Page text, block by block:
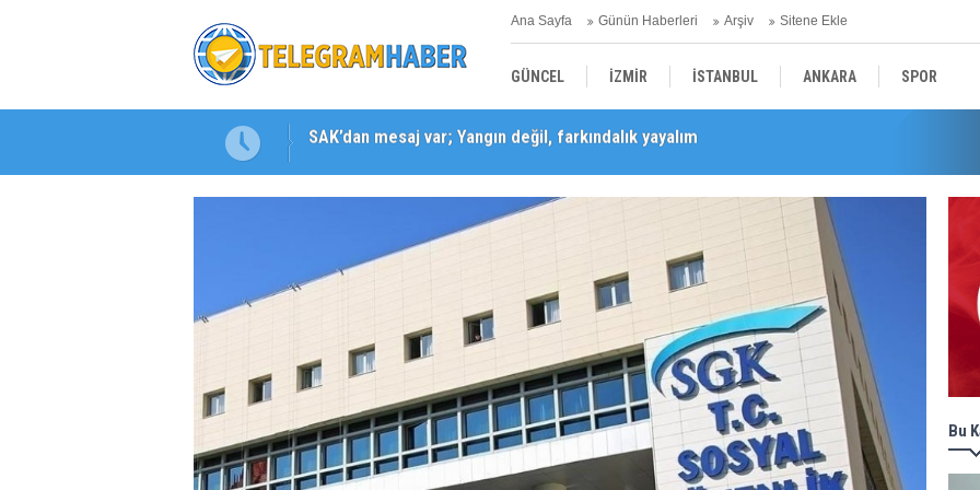
Ana Sayfa Günün Haberleri Arşiv Sitene Ekle
GÜNCEL İZMİR İSTANBUL ANKARA SPOR
YEREL SAĞLIK
SAK’dan mesaj var; Yangın değil, farkındalık yayalım
Karabağlar ‘da Gazeteci Barış Selçuk saygıyla anıldı
Bu